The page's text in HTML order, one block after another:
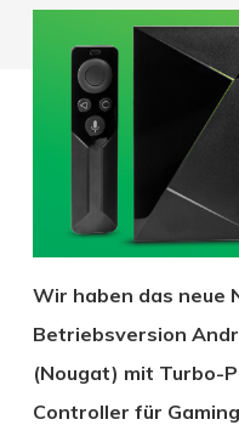
Wir haben das neue
Betriebsversion
(Nougat) mit Turbo-
Controller für